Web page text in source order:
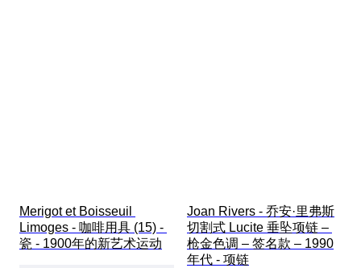
Merigot et Boisseuil
Limoges - 咖啡用具 (15) -
瓷 - 1900年的新艺术运动
Joan Rivers - 乔安·里弗斯
切割式 Lucite 垂坠项链 –
枪金色调 – 签名款 – 1990
年代 - 项链